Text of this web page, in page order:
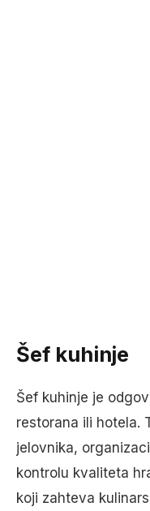
Šef kuhinje
Šef kuhinje je
restorana ili hotela.
jelovnika,
kontrolu kvaliteta
koji zahteva